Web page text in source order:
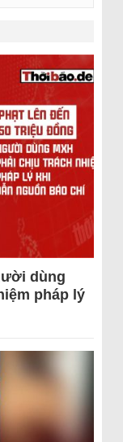
dùng
pháp lý